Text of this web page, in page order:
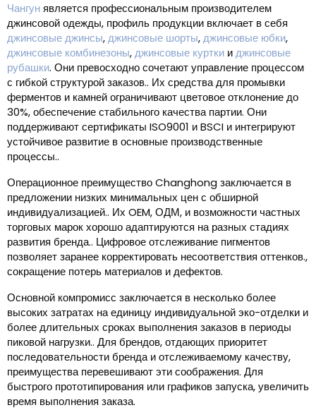
Чангунявляется профессиональным производителем
джинсовой одежды, профиль продукции включает в себя
джинсовые джинсы,джинсовые шорты,джинсовые юбки,
джинсовые комбинезоны,джинсовые куртки иджинсовые
рубашки. Они превосходно сочетают управление процессом
с гибкой структурой заказов.. Их средства для промывки
ферментов и камней ограничивают цветовое отклонение до
30%, обеспечение стабильного качества партии. Они
поддерживают сертификаты ISO9001 и BSCI и интегрируют
устойчивое развитие в основные производственные
процессы..
Операционное преимущество Changhong заключается в
предложении низких минимальных цен с обширной
индивидуализацией.. Их OEM, ОДМ, и возможности частных
торговых марок хорошо адаптируются на разных стадиях
развития бренда.. Цифровое отслеживание пигментов
позволяет заранее корректировать несоответствия оттенков.,
сокращение потерь материалов и дефектов.
Основной компромисс заключается в несколько более
высоких затратах на единицу индивидуальной эко-отделки и
более длительных сроках выполнения заказов в периоды
пиковой нагрузки.. Для брендов, отдающих приоритет
последовательности бренда и отслеживаемому качеству,
преимущества перевешивают эти соображения. Для
быстрого прототипирования или графиков запуска, увеличить
время выполнения заказа.